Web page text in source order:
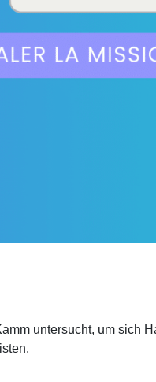
untersucht, um sich